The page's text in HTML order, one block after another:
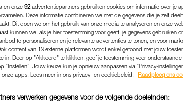
en onze 92 advertentiepartners gebruiken cookies om informatie over je
Deze informatie combineren we met de gegevens die je zelf
Dit doen we om het gebruik van onze media te analyseren en onze
kunnen we, als je hier toestemming voor geeft, je gegevens gebruiken
te personaliseren en je relevante advertenties te tonen, en voor
content van 13 externe platformen wordt enkel getoond met jouw
in. Door op "Akkoord" te klikken, geef je toestemming voor onderstaande
“Instellen”. Jouw keuze kun je opnieuw aanpassen via “Privacy-
onze apps. Lees meer in ons privacy- en cookiebeleid.
Raadpleeg ons
verwerken gegevens voor de volgende doeleinden: